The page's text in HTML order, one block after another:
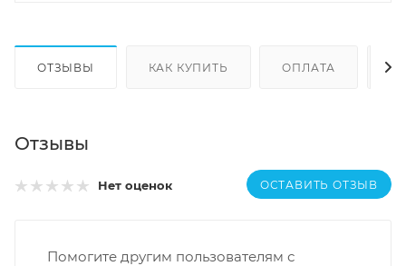
ОТЗЫВЫ КАК КУПИТЬ ОПЛАТА
Отзывы
Нет оценок ОСТАВИТЬ ОТЗЫВ
Помогите другим пользователям с